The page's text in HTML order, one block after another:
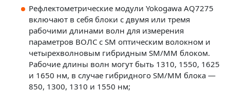
Рефлектометрические модули Yokogawa AQ7275
включают в себя блоки с двумя или тремя
рабочими длинами волн для измерения
параметров ВОЛС с SM оптическим волокном и
четырехволновым гибридным SM/MM блоком.
Рабочие длины волн могут быть 1310, 1550, 1625
и 1650 нм, в случае гибридного SM/MM блока —
850, 1300, 1310 и 1550 нм;